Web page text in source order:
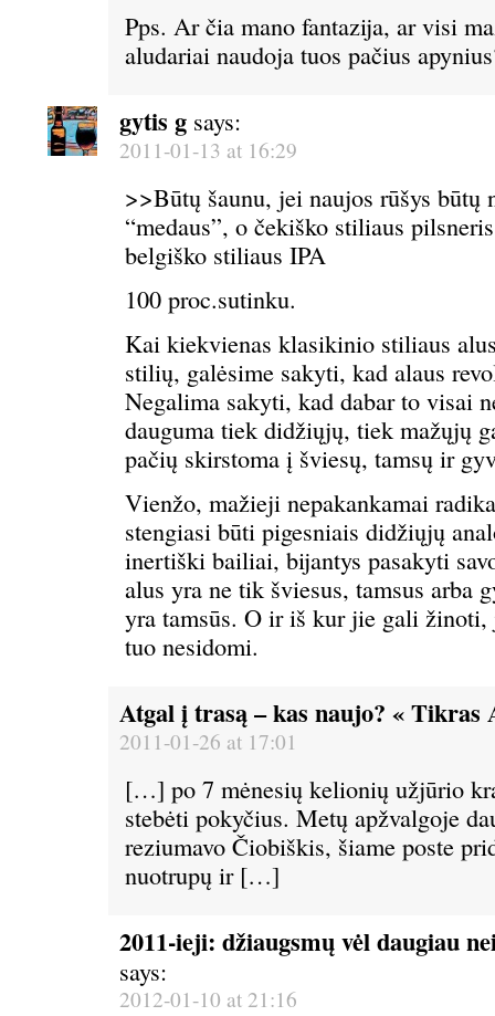
Pps. Ar čia mano fantazija, ar visi
aludariai naudoja tuos pačius
gytis g says:
2011-01-13 at 16:29
>>Būtų šaunu, jei naujos rūšys būtų
“medaus”, o čekiško stiliaus
belgiško stiliaus IPA
100 proc.sutinku.
Kai kiekvienas klasikinio stiliaus
stilių, galėsime sakyti, kad alaus
Negalima sakyti, kad dabar to visai
dauguma tiek didžiųjų, tiek mažųjų
pačių skirstoma į šviesų, tamsų ir
Vienžo, mažieji nepakankamai
stengiasi būti pigesniais didžiųjų
inertiški bailiai, bijantys pasakyti
alus yra ne tik šviesus, tamsus arba
yra tamsūs. O ir iš kur jie gali
tuo nesidomi.
Atgal į trasą – kas naujo? « Tikras
2011-01-26 at 17:01
[…] po 7 mėnesių kelionių užjūrio
stebėti pokyčius. Metų apžvalgoje
reziumavo Čiobiškis, šiame poste
nuotrupų ir […]
2011-ieji: džiaugsmų vėl daugiau
says:
2012-01-10 at 21:16